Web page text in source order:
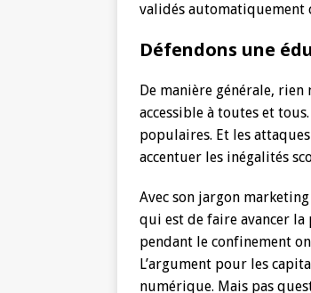
validés automatiquement
Défendons une
De manière générale,
accessible à toutes et
populaires. Et les
accentuer les inégalités
Avec son jargon
qui est de faire avancer la
pendant le confinement
L’argument pour les
numérique. Mais pas